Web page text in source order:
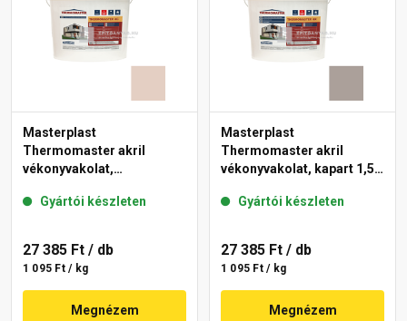
Masterplast
Thermomaster akril
vékonyvakolat,
44-E 25 kg
Gyártói készleten
27 385 Ft / db
1 095 Ft / kg
Megnézem
Masterplast
Thermomaster akril
vékonyvakolat, kapart 1,5
Gyártói készleten
27 385 Ft / db
1 095 Ft / kg
Megnézem